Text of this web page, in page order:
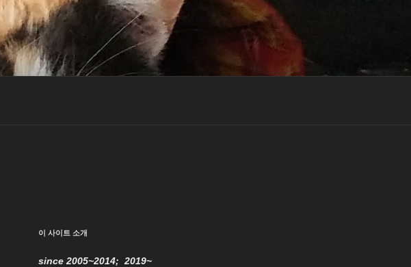
이 사이트 소개
since 2005~2014; 2019~